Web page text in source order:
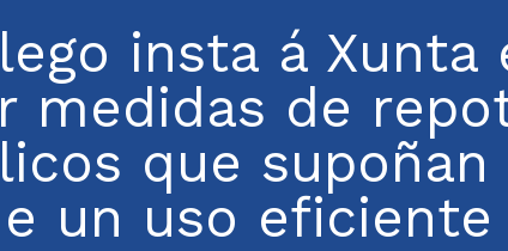
insta á Xunta
medidas de
que
un uso